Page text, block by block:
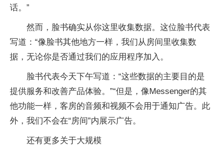
话。”
然而，脸书确实从你这里收集数据。这位脸书代表
写道：“像脸书其他地方一样，我们从房间里收集数
据，无论你是否通过我们的应用程序加入。
脸书代表今天下午写道：“这些数据的主要目的是
提供服务和改善产品体验。”“但是，像Messenger的其
他功能一样，客房的音频和视频不会用于通知广告。此
外，我们不会在“房间”内展示广告。
还有更多关于大规模